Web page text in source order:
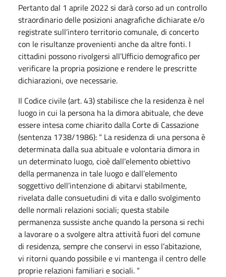
Pertanto dal 1 aprile 2022 si darà corso ad un controllo
straordinario delle posizioni anagrafiche dichiarate e/o
registrate sull’intero territorio comunale, di concerto
con le risultanze provenienti anche da altre fonti. I
cittadini possono rivolgersi all’Ufficio demografico per
verificare la propria posizione e rendere le prescritte
dichiarazioni, ove necessarie.
Il Codice civile (art. 43) stabilisce che la residenza è nel
luogo in cui la persona ha la dimora abituale, che deve
essere intesa come chiarito dalla Corte di Cassazione
(sentenza 1738/1986): “ La residenza di una persona è
determinata dalla sua abituale e volontaria dimora in
un determinato luogo, cioè dall’elemento obiettivo
della permanenza in tale luogo e dall’elemento
soggettivo dell’intenzione di abitarvi stabilmente,
rivelata dalle consuetudini di vita e dallo svolgimento
delle normali relazioni sociali; questa stabile
permanenza sussiste anche quando la persona si rechi
a lavorare o a svolgere altra attività fuori del comune
di residenza, sempre che conservi in esso l’abitazione,
vi ritorni quando possibile e vi mantenga il centro delle
proprie relazioni familiari e sociali. “